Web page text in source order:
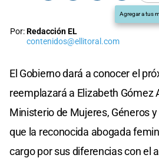
Agregar a tus
Por:Redacción EL
contenidos@ellitoral.com
El Gobierno dará a conocer el
reemplazará a Elizabeth Gómez
Ministerio de Mujeres, Géneros
que la reconocida abogada
cargo por sus diferencias con el